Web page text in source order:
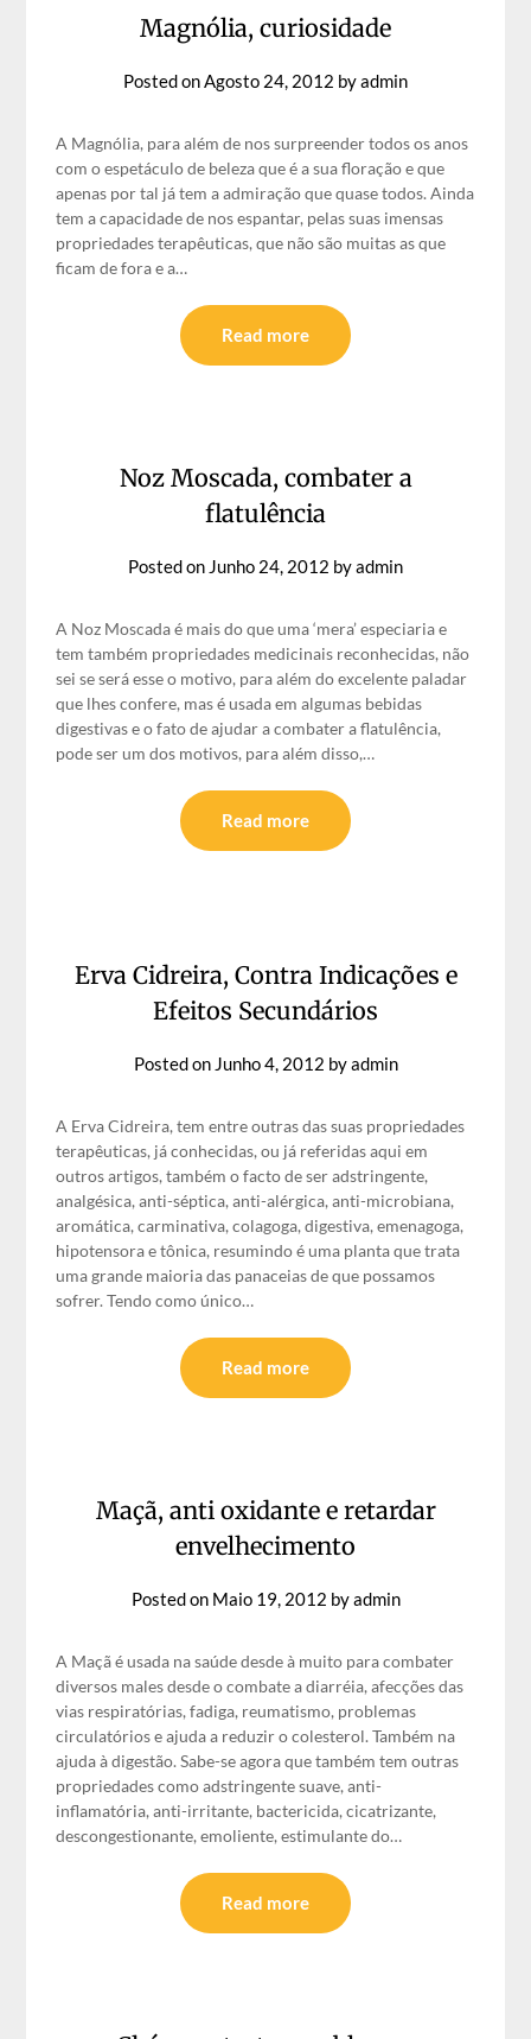
Magnólia, curiosidade
Posted onAgosto 24, 2012 byadmin
A Magnólia, para além de nos surpreender todos os anos
com o espetáculo de beleza que é a sua floração e que
apenas por tal já tem a admiração que quase todos. Ainda
tem a capacidade de nos espantar, pelas suas imensas
propriedades terapêuticas, que não são muitas as que
ficam de fora e a…
Read more
Noz Moscada, combater a
flatulência
Posted on Junho 24, 2012 byadmin
A Noz Moscada é mais do que uma ‘mera’ especiaria e
tem também propriedades medicinais reconhecidas, não
sei se será esse o motivo, para além do excelente paladar
que lhes confere, mas é usada em algumas bebidas
digestivas e o fato de ajudar a combater a flatulência,
pode ser um dos motivos, para além disso,…
Read more
Erva Cidreira, Contra Indicações e
Efeitos Secundários
Posted on Junho 4, 2012 byadmin
A Erva Cidreira, tem entre outras das suas propriedades
terapêuticas, já conhecidas, ou já referidas aqui em
outros artigos, também o facto de ser adstringente,
analgésica, anti-séptica, anti-alérgica, anti-microbiana,
aromática, carminativa, colagoga, digestiva, emenagoga,
hipotensora e tônica, resumindo é uma planta que trata
uma grande maioria das panaceias de que possamos
sofrer. Tendo como único…
Read more
Maçã, anti oxidante e retardar
envelhecimento
Posted on Maio 19, 2012 byadmin
A Maçã é usada na saúde desde à muito para combater
diversos males desde o combate a diarréia, afecções das
vias respiratórias, fadiga, reumatismo, problemas
circulatórios e ajuda a reduzir o colesterol. Também na
ajuda à digestão. Sabe-se agora que também tem outras
propriedades como adstringente suave, anti-
inflamatória, anti-irritante, bactericida, cicatrizante,
descongestionante, emoliente, estimulante do…
Read more